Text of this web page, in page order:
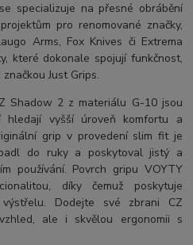
specializuje na přesné obrábění
pro renomované značky,
Arms, Fox Knives či Extrema
které dokonale spojují funkčnost,
Just Grips.
Shadow 2 z materiálu G-10 jsou
vyšší úroveň komfortu a
grip v provedení slim fit je
do ruky a poskytoval jistý a
používání. Povrch gripu VOYTY
díky čemuž poskytuje
Dodejte své zbrani CZ
ale i skvělou ergonomii s